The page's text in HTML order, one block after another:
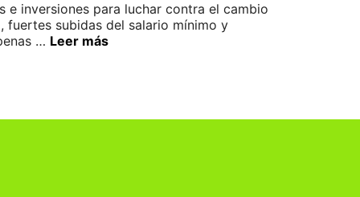
e inversiones para luchar contra el cambio
fuertes subidas del salario mínimo y
… Leer más